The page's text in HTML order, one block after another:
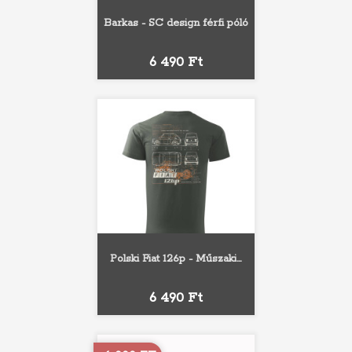
Barkas - SC design férfi póló
Ár
6 490 Ft
Polski Fiat 126p - Műszaki...
Ár
6 490 Ft